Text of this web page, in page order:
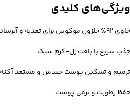
ویژگی‌های کلیدی
حاوی ۹۲٪ حلزون موکوس برای تغذیه و آبرسانی پوست
جذب سریع با بافت ژل-کرم سبک
ترمیم و تسکین پوست حساس و مستعد آکنه
حفظ رطوبت و نرمی پوست